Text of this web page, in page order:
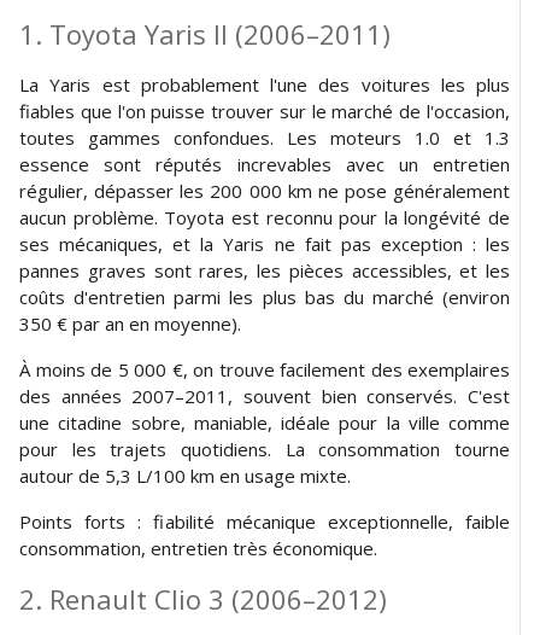
1. Toyota Yaris II (2006–2011)
La Yaris est probablement l'une des voitures les plus
fiables que l'on puisse trouver sur le marché de l'occasion,
toutes gammes confondues. Les moteurs 1.0 et 1.3
essence sont réputés increvables avec un entretien
régulier, dépasser les 200 000 km ne pose généralement
aucun problème. Toyota est reconnu pour la longévité de
ses mécaniques, et la Yaris ne fait pas exception : les
pannes graves sont rares, les pièces accessibles, et les
coûts d'entretien parmi les plus bas du marché (environ
350 € par an en moyenne).
À moins de 5 000 €, on trouve facilement des exemplaires
des années 2007–2011, souvent bien conservés. C'est
une citadine sobre, maniable, idéale pour la ville comme
pour les trajets quotidiens. La consommation tourne
autour de 5,3 L/100 km en usage mixte.
Points forts : fiabilité mécanique exceptionnelle, faible
consommation, entretien très économique.
2. Renault Clio 3 (2006–2012)